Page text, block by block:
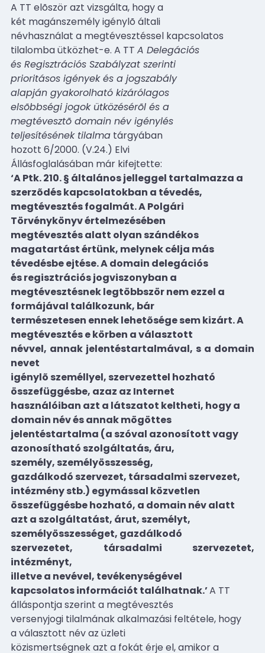
A TT elõször azt vizsgálta, hogy a
két magánszemély igénylõ általi
névhasználat a megtévesztéssel kapcsolatos
tilalomba ütközhet-e. A TT A Delegációs
és Regisztrációs Szabályzat szerinti
prioritásos igények és a jogszabály
alapján gyakorolható kizárólagos
elsõbbségi jogok ütközésérõl és a
megtévesztõ domain név igénylés
teljesítésének tilalma tárgyában
hozott 6/2000. (V.24.) Elvi
Állásfoglalásában már kifejtette:
‘A Ptk. 210. § általános jelleggel tartalmazza a
szerzõdés kapcsolatokban a tévedés,
megtévesztés fogalmát. A Polgári
Törvénykönyv értelmezésében
megtévesztés alatt olyan szándékos
magatartást értünk, melynek célja más
tévedésbe ejtése. A domain delegációs
és regisztrációs jogviszonyban a
megtévesztésnek legtöbbször nem ezzel a
formájával találkozunk, bár
természetesen ennek lehetõsége sem kizárt. A
megtévesztés e körben a választott
névvel, annak jelentéstartalmával, s a domain
nevet
igénylõ személlyel, szervezettel hozható
összefüggésbe, azaz az Internet
használóiban azt a látszatot keltheti, hogy a
domain név és annak mögöttes
jelentéstartalma (a szóval azonosított vagy
azonosítható szolgáltatás, áru,
személy, személyösszesség,
gazdálkodó szervezet, társadalmi szervezet,
intézmény stb.) egymással közvetlen
összefüggésbe hozható, a domain név alatt
azt a szolgáltatást, árut, személyt,
személyösszességet, gazdálkodó
szervezetet, társadalmi szervezetet,
intézményt,
illetve a nevével, tevékenységével
kapcsolatos információt találhatnak.’A TT
álláspontja szerint a megtévesztés
versenyjogi tilalmának alkalmazási feltétele, hogy
a választott név az üzleti
közismertségnek azt a fokát érje el, amikor a